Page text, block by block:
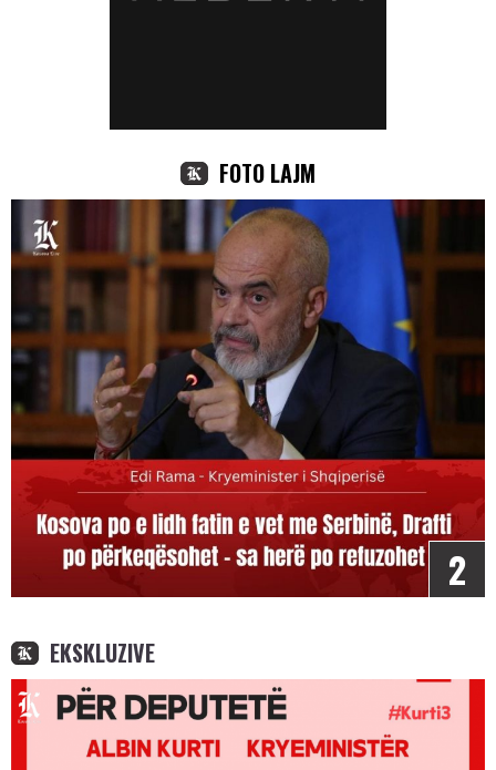
FOTO LAJM
2
EKSKLUZIVE